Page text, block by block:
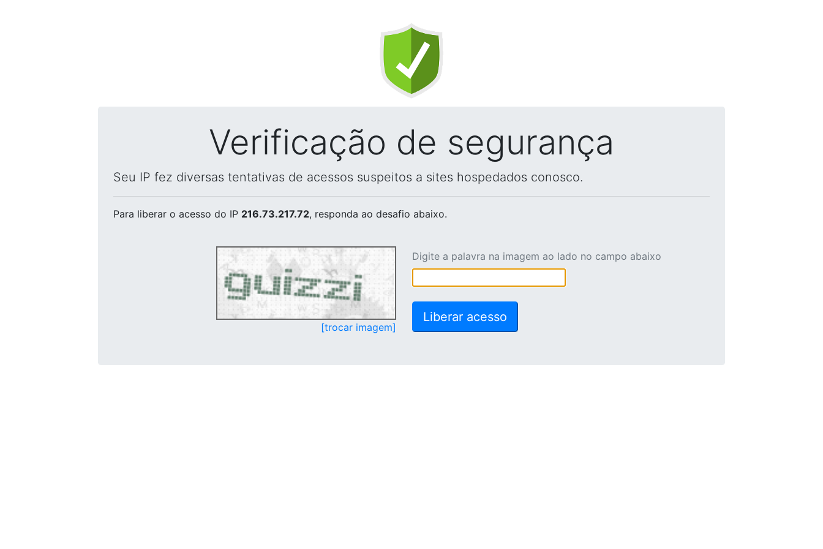
Verificação de segurança
Seu IP fez diversas tentativas de acessos suspeitos a sites hospedados conosco.
Para liberar o acesso do IP 216.73.217.72, responda ao desafio abaixo.
[trocar imagem]
Digite a palavra na imagem ao lado no campo abaixo